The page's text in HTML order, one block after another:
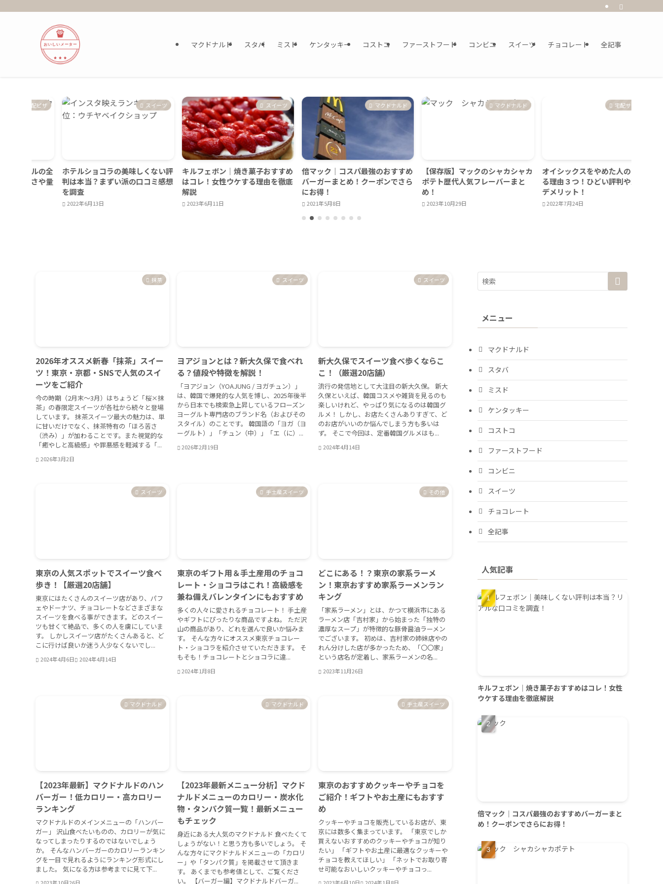
マクドナルド スタバ ミスド ケンタッキー コストコ ファーストフード コンビニ スイーツ チョコレート 全記事
スイーツ
ホテルショコラの美味しくない評
判は本当？まずい派の口コミ感想
2022年6月13日
スイーツ
キルフェボン｜焼き菓子おすすめ
はコレ！女性ウケする理由を徹底
2023年6月11日
マクドナルド
倍マック｜コスパ最強のおすすめ
バーガーまとめ！クーポンでさら
にお得！
2021年5月8日
マクドナルド
【保存版】マックのシャカシャカ
ポテト歴代人気フレーバーまと
2023年10月29日
宅配サービス
オイシックスをやめた人のよくあ
る理由３つ！ひどい評判や意外な
デメリット！
2022年7月24日
抹茶
2026年オススメ新春「抹茶」スイー
ツ！東京・京都・SNSで人気のスイ
ーツをご紹介
今の時期（2月末〜3月）はちょうど「桜×抹
茶」の春限定スイーツが各社から続々と登場
しています。 抹茶スイーツ最大の魅力は、単
に甘いだけでなく、抹茶特有の「ほろ苦さ
（渋み）」が加わることです。また視覚的な
「癒やしと高級感」や罪悪感を軽減する「...
2026年3月2日
スイーツ
ヨアジョンとは？新大久保で食べれ
る？値段や特徴を解説！
「ヨアジョン（YOAJUNG / ヨガチュン）」
は、韓国で爆発的な人気を博し、2025年後半
から日本でも検索急上昇しているフローズン
ヨーグルト専門店のブランド名（およびその
スタイル）のことです。 韓国語の「ヨガ（ヨ
ーグルト）」「チュン（中）」「エ（に）...
2026年2月19日
スイーツ
新大久保でスイーツ食べ歩くならこ
こ！（厳選20店舗）
流行の発信地として大注目の新大久保。 新大
久保といえば、韓国コスメや雑貨を見るのも
楽しいけれど、やっぱり気になるのは韓国グ
ルメ！ しかし、お店たくさんありすぎて、ど
のお店がいいのか悩んでしまう方も多いは
ず。 そこで今回は、定番韓国グルメはも...
2024年4月14日
スイーツ
東京の人気スポットでスイーツ食べ
歩き！【厳選20店舗】
東京にはたくさんのスイーツ店があり、パフ
ェやドーナツ、チョコレートなどさまざまな
スイーツを食べる事ができます。どのスイー
ツも甘くて絶品で、多くの人を虜にしていま
す。 しかしスイーツ店がたくさんあると、ど
こに行けば良いか迷う人少なくないでし...
2024年4月6日 2024年4月14日
手土産スイーツ
東京のギフト用＆手土産用のチョコ
レート・ショコラはこれ！高級感を
兼ね備えバレンタインにもおすすめ
多くの人々に愛されるチョコレート！ 手土産
やギフトにぴったりな商品ですよね。 ただ沢
山の商品があり、どれを選んで良いか悩みま
す。 そんな方々にオススメ東京チョコレー
ト・ショコラを紹介させていただきます。 そ
もそも！チョコレートとショコラに違...
2024年1月8日
その他
どこにある！？東京の家系ラーメ
ン！東京おすすめ家系ラーメンラン
キング
「家系ラーメン」とは、かつて横浜市にある
ラーメン店「吉村家」から始まった「独特の
濃厚なスープ」が特徴的な豚骨醤油ラーメン
でございます。 初めは、吉村家の姉妹店やの
れん分けした店が多かったため、「〇〇家」
という店名が定着し、家系ラーメンの名...
2023年11月26日
マクドナルド
【2023年最新】マクドナルドのハン
バーガー！低カロリー・高カロリー
ランキング
マクドナルドのメインメニューの「ハンバー
ガー」 沢山食べたいものの、カロリーが気に
なってしまったりするのではないでしょう
か。 そんなハンバーガーのカロリーランキン
グを一目で見れるようにランキング形式にし
ました。 気になる方は参考までに見て下...
マクドナルド
【2023年最新メニュー分析】マクド
ナルドメニューのカロリー・炭水化
物・タンパク質一覧！最新メニュー
もチェック
身近にある大人気のマクドナルド 食べたくて
しょうがない！と思う方も多いでしょう。 そ
んな方々にマクドナルドメニューの「カロリ
ー」や「タンパク質」を掲載させて頂きま
す。 あくまでも参考値として、ご覧くださ
い。 【バーガー編】マクドナルドバーガ...
手土産スイーツ
東京のおすすめクッキーやチョコを
ご紹介！ギフトやお土産にもおすす
め
クッキーやチョコを販売しているお店が、東
京には数多く集まっています。 「東京でしか
買えないおすすめのクッキーやチョコが知り
たい」 「ギフトやお土産に最適なクッキーや
チョコを教えてほしい」 「ネットでお取り寄
せ可能なおいしいクッキーやチョコっ...
メニュー
マクドナルド
スタバ
ミスド
ケンタッキー
コストコ
ファーストフード
コンビニ
スイーツ
チョコレート
全記事
人気記事
キルフェボン｜焼き菓子おすすめはコレ！女性
ウケする理由を徹底解説
倍マック｜コスパ最強のおすすめバーガーまと
め！クーポンでさらにお得！